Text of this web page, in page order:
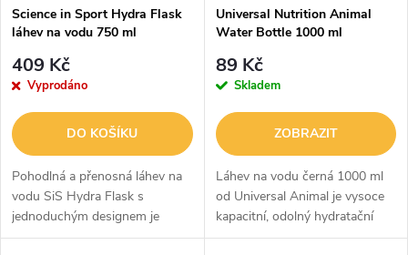
Science in Sport Hydra Flask
láhev na vodu 750 ml
409 Kč
Vyprodáno
DO KOŠÍKU
Pohodlná a přenosná láhev na
vodu SiS Hydra Flask s
jednoduchým designem je
určena pro hydrataci na
Universal Nutrition Animal
Water Bottle 1000 ml
89 Kč
Skladem
ZOBRAZIT
Láhev na vodu černá 1000 ml
od Universal Animal je vysoce
kapacitní, odolný hydratační
doplněk ideální pro sportovce,